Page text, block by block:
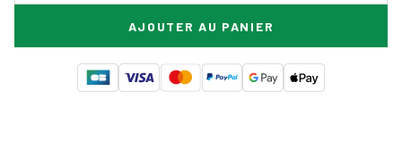
AJOUTER AU PANIER